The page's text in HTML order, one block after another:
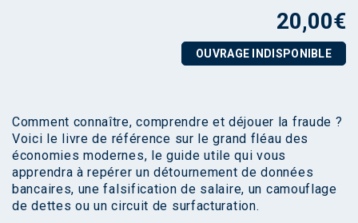
20,00€
OUVRAGE INDISPONIBLE
Comment connaître, comprendre et déjouer la fraude ?
Voici le livre de référence sur le grand fléau des
économies modernes, le guide utile qui vous
apprendra à repérer un détournement de données
bancaires, une falsification de salaire, un camouflage
de dettes ou un circuit de surfacturation.